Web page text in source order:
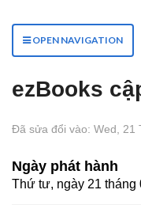
OPEN NAVIGATION
ezBooks
Đã sửa đổi vào: Wed, 21
Ngày phát hành
Thứ tư, ngày 21 tháng